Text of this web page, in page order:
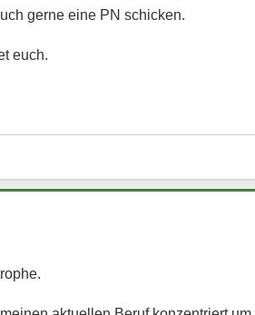
gerne eine PN schicken.
euch.